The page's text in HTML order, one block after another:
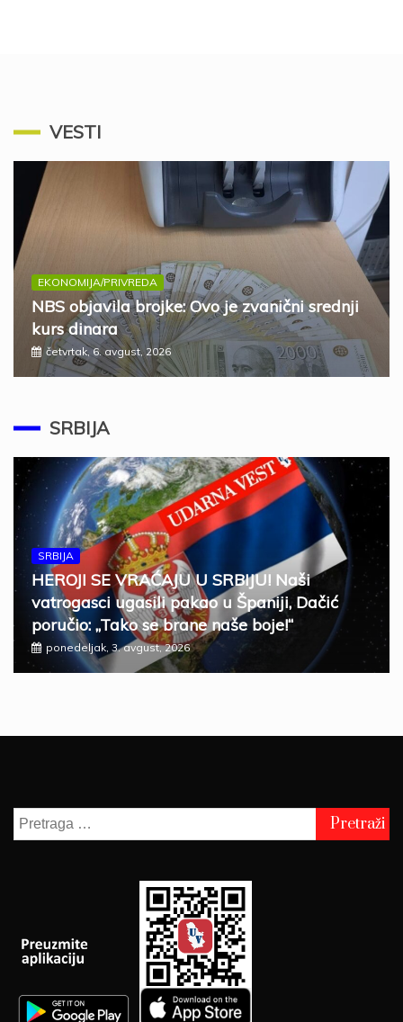
VESTI
EKONOMIJA/PRIVREDA
NBS objavila brojke: Ovo je zvanični srednji
kurs dinara
četvrtak, 6. avgust, 2026
SRBIJA
SRBIJA
HEROJI SE VRAĆAJU U SRBIJU! Naši
vatrogasci ugasili pakao u Španiji, Dačić
poručio: „Tako se brane naše boje!“
ponedeljak, 3. avgust, 2026
Pretraga
za: